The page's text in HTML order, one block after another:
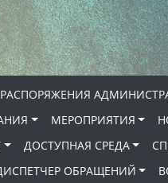
МЕРОПРИЯТИЯ
ДОСТУПНАЯ СРЕДА
ОБРАЩЕНИЙ